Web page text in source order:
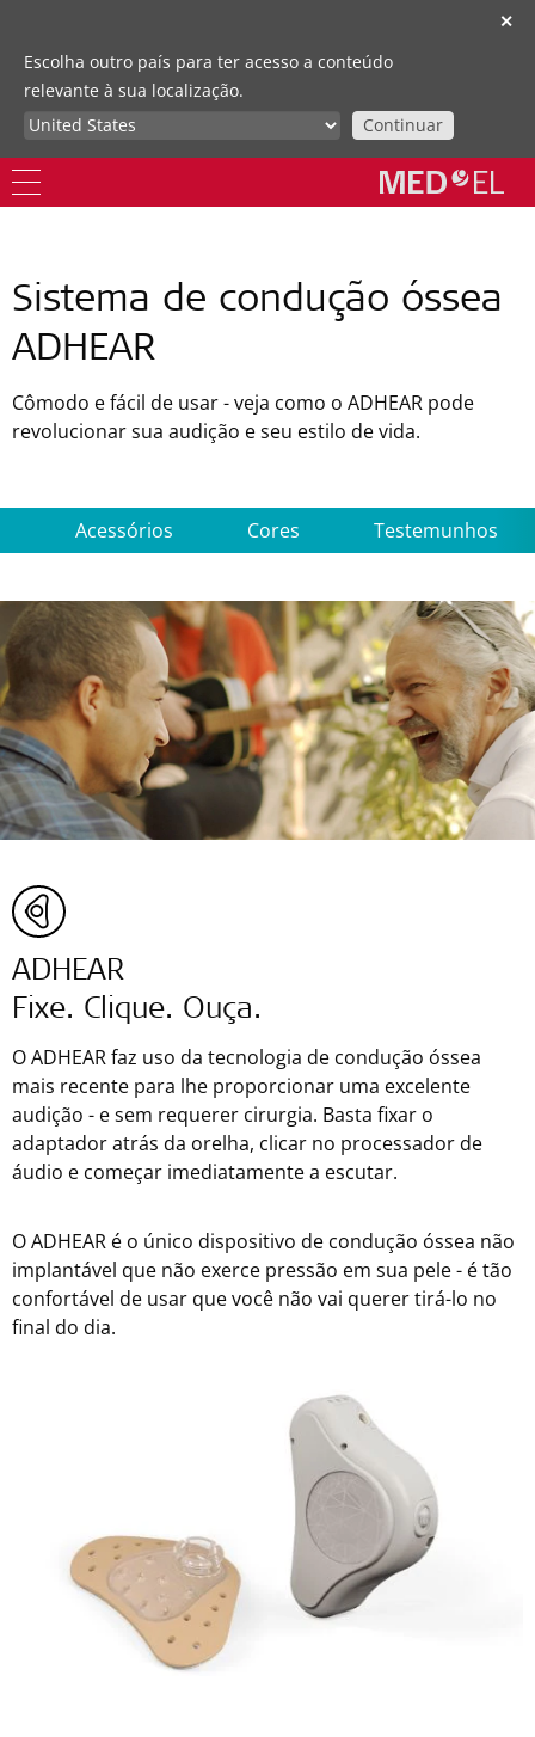
✕
Escolha outro país para ter acesso a conteúdo
relevante à sua localização.
Continuar
Sistema de condução óssea
ADHEAR
Cômodo e fácil de usar - veja como o ADHEAR pode
revolucionar sua audição e seu estilo de vida.
Acessórios Cores Testemunhos
ADHEAR
Fixe. Clique. Ouça.
O ADHEAR faz uso da tecnologia de condução óssea
mais recente para lhe proporcionar uma excelente
audição - e sem requerer cirurgia. Basta fixar o
adaptador atrás da orelha, clicar no processador de
áudio e começar imediatamente a escutar.
O ADHEAR é o único dispositivo de condução óssea não
implantável que não exerce pressão em sua pele - é tão
confortável de usar que você não vai querer tirá-lo no
final do dia.